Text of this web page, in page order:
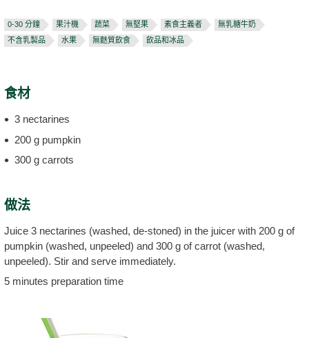
0-30 分鐘 果汁機 蔬菜 無堅果 素食主義者
無乳糖牛奶
不含乳製品
水果 無麩質飲食 飲品和冰品
食材
3 nectarines
200 g pumpkin
300 g carrots
做法
Juice 3 nectarines (washed, de-stoned) in the juicer with 200 g of
pumpkin (washed, unpeeled) and 300 g of carrot (washed,
unpeeled). Stir and serve immediately.
5 minutes preparation time